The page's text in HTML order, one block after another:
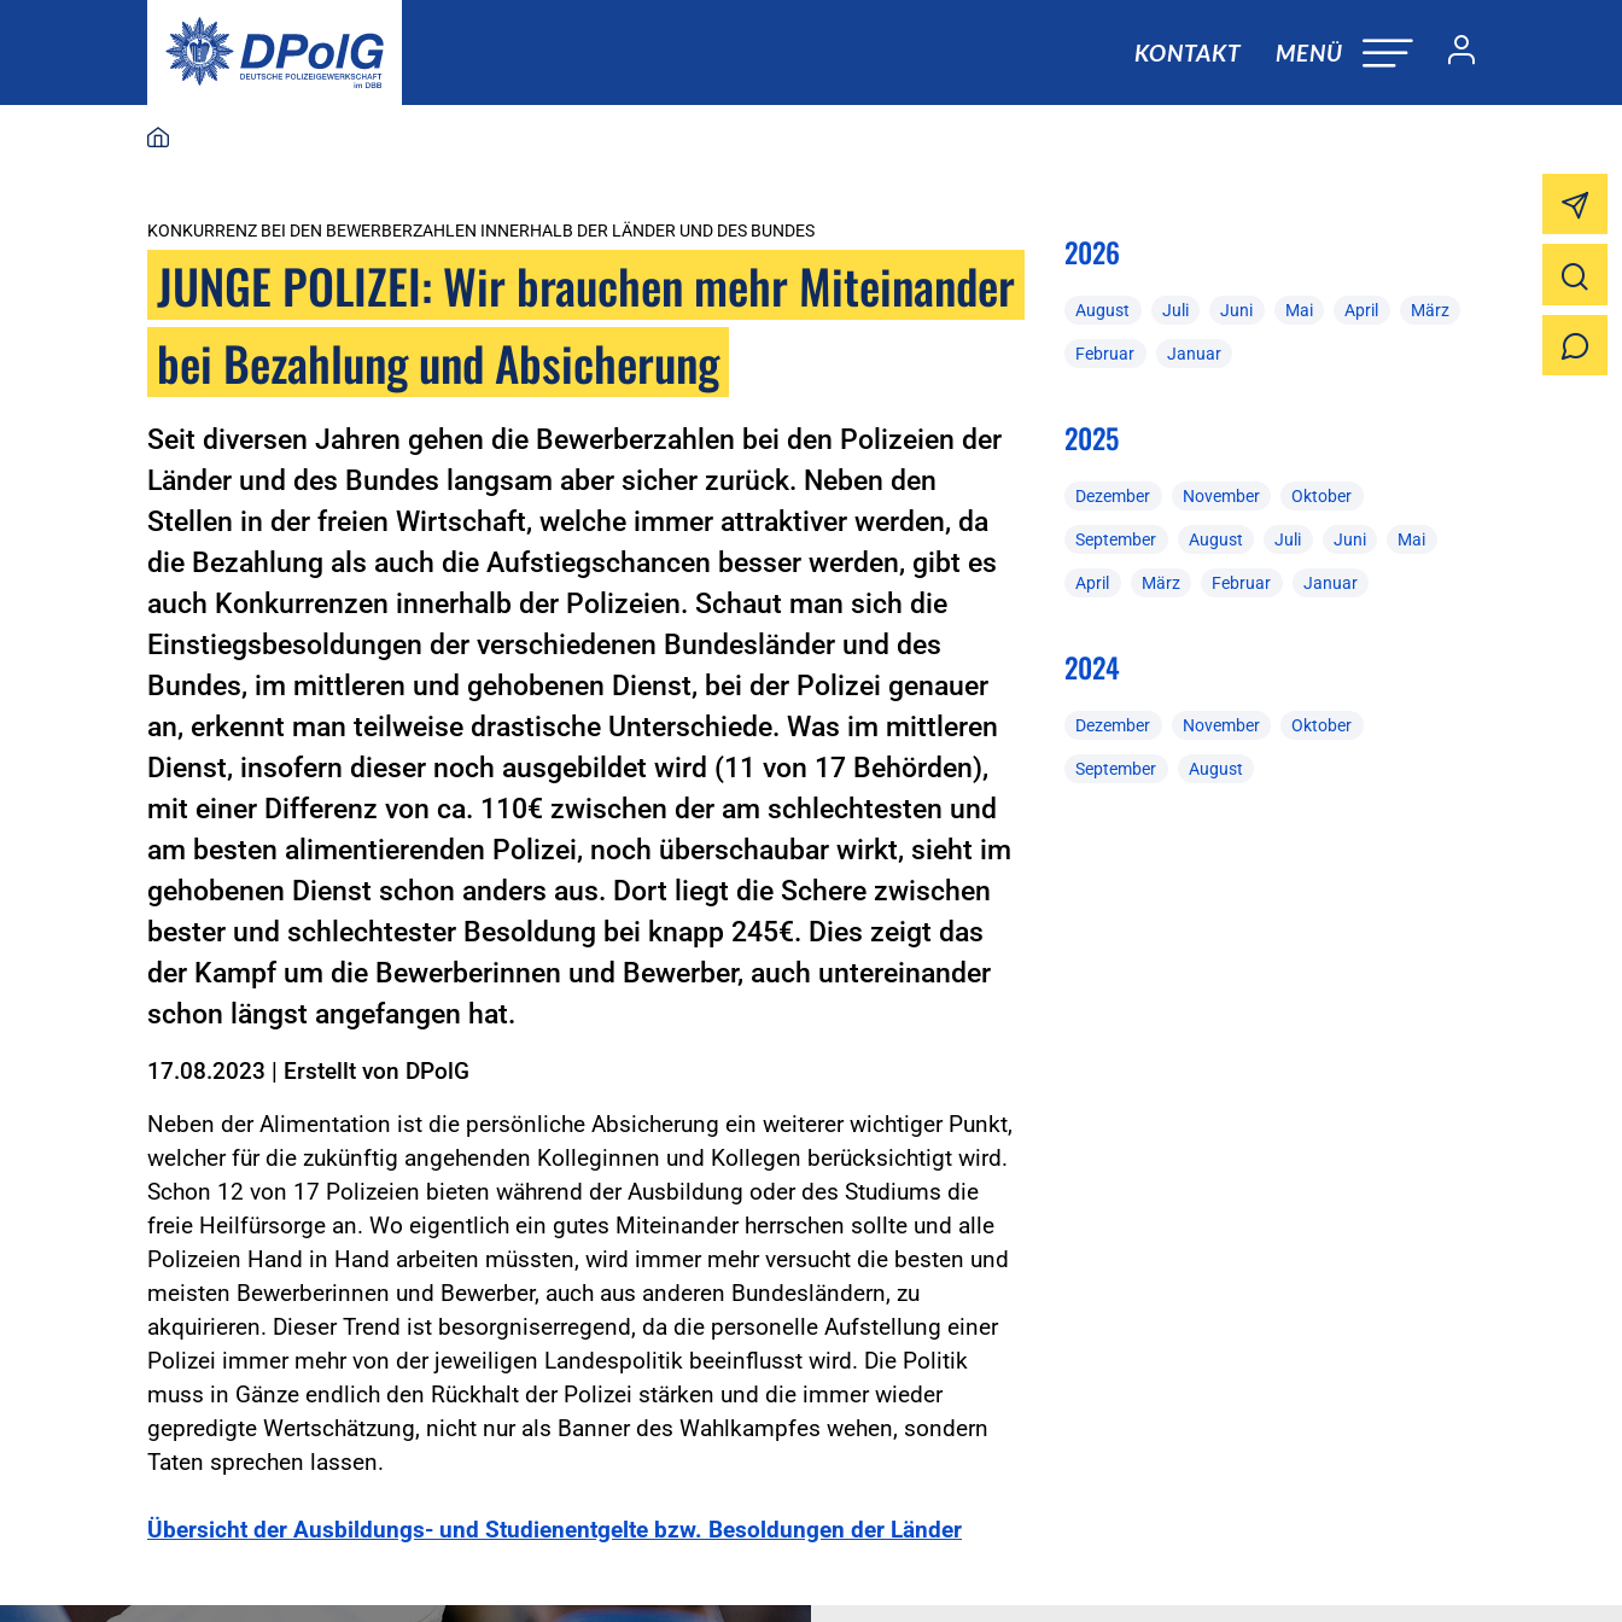
KONTAKT MENÜ
KONKURRENZ BEI DEN BEWERBERZAHLEN INNERHALB DER LÄNDER UND DES BUNDES
JUNGE POLIZEI: Wir brauchen mehr Miteinander
bei Bezahlung und Absicherung
Seit diversen Jahren gehen die Bewerberzahlen bei den Polizeien der
Länder und des Bundes langsam aber sicher zurück. Neben den
Stellen in der freien Wirtschaft, welche immer attraktiver werden, da
die Bezahlung als auch die Aufstiegschancen besser werden, gibt es
auch Konkurrenzen innerhalb der Polizeien. Schaut man sich die
Einstiegsbesoldungen der verschiedenen Bundesländer und des
Bundes, im mittleren und gehobenen Dienst, bei der Polizei genauer
an, erkennt man teilweise drastische Unterschiede. Was im mittleren
Dienst, insofern dieser noch ausgebildet wird (11 von 17 Behörden),
mit einer Differenz von ca. 110€ zwischen der am schlechtesten und
am besten alimentierenden Polizei, noch überschaubar wirkt, sieht im
gehobenen Dienst schon anders aus. Dort liegt die Schere zwischen
bester und schlechtester Besoldung bei knapp 245€. Dies zeigt das
der Kampf um die Bewerberinnen und Bewerber, auch untereinander
schon längst angefangen hat.
17.08.2023 | Erstellt von DPolG
Neben der Alimentation ist die persönliche Absicherung ein weiterer wichtiger Punkt,
welcher für die zukünftig angehenden Kolleginnen und Kollegen berücksichtigt wird.
Schon 12 von 17 Polizeien bieten während der Ausbildung oder des Studiums die
freie Heilfürsorge an. Wo eigentlich ein gutes Miteinander herrschen sollte und alle
Polizeien Hand in Hand arbeiten müssten, wird immer mehr versucht die besten und
meisten Bewerberinnen und Bewerber, auch aus anderen Bundesländern, zu
akquirieren. Dieser Trend ist besorgniserregend, da die personelle Aufstellung einer
Polizei immer mehr von der jeweiligen Landespolitik beeinflusst wird. Die Politik
muss in Gänze endlich den Rückhalt der Polizei stärken und die immer wieder
gepredigte Wertschätzung, nicht nur als Banner des Wahlkampfes wehen, sondern
Taten sprechen lassen.
Übersicht der Ausbildungs- und Studienentgelte bzw. Besoldungen der Länder
2026
August Juli Juni Mai April März
Februar Januar
2025
Dezember November Oktober
September August Juli Juni Mai
April März Februar Januar
2024
Dezember November Oktober
September August